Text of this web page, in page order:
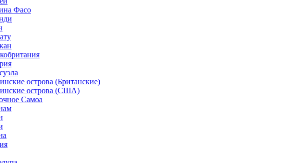
Фасо
острова (Британские)
острова (США)
Самоа